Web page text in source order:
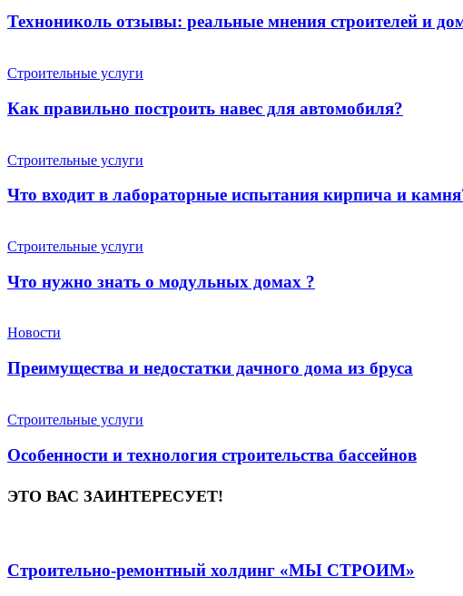
Технониколь отзывы: реальные мнения строителей и
Строительные услуги
Как правильно построить навес для автомобиля?
Строительные услуги
Что входит в лабораторные испытания кирпича и
Строительные услуги
Что нужно знать о модульных домах ?
Новости
Преимущества и недостатки дачного дома из бруса
Строительные услуги
Особенности и технология строительства бассейнов
ЭТО ВАС ЗАИНТЕРЕСУЕТ!
Строительно-ремонтный холдинг «МЫ СТРОИМ»